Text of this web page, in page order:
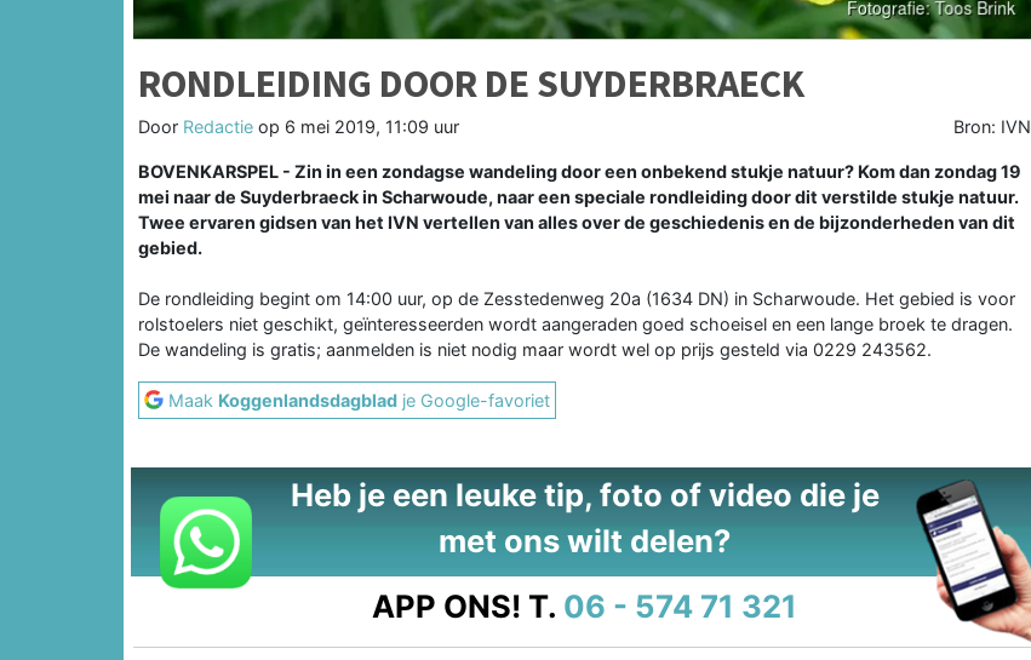
RONDLEIDING DOOR DE SUYDERBRAECK
Door Redactie op 6 mei 2019, 11:09 uur Bron: IVN
BOVENKARSPEL - Zin in een zondagse wandeling door een onbekend stukje natuur? Kom dan zondag 19
mei naar de Suyderbraeck in Scharwoude, naar een speciale rondleiding door dit verstilde stukje natuur.
Twee ervaren gidsen van het IVN vertellen van alles over de geschiedenis en de bijzonderheden van dit
gebied.
De rondleiding begint om 14:00 uur, op de Zesstedenweg 20a (1634 DN) in Scharwoude. Het gebied is voor
rolstoelers niet geschikt, geïnteresseerden wordt aangeraden goed schoeisel en een lange broek te dragen.
De wandeling is gratis; aanmelden is niet nodig maar wordt wel op prijs gesteld via 0229 243562.
Maak Koggenlandsdagblad je Google-favoriet
Heb je een leuke tip, foto of video die je
met ons wilt delen?
APP ONS! T. 06 - 574 71 321